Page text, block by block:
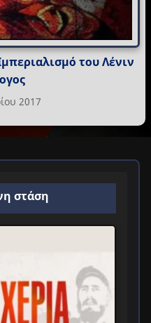
του Λένιν
2017
στάση